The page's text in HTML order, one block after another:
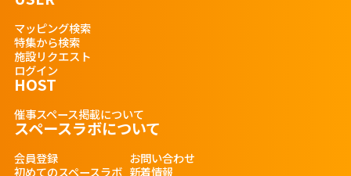
マッピング検索
特集から検索
施設リクエスト
ログイン
HOST
催事スペース掲載について
スペースラボについて
会員登録
初めてのスペースラボ
お問い合わせ
新着情報